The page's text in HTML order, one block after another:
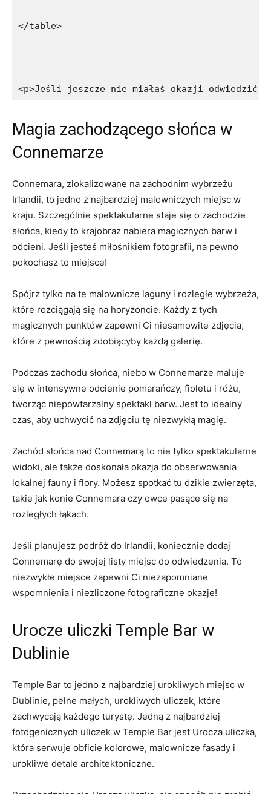
</table>
<p>Jeśli jeszcze nie miałaś okazji odwiedzić
Magia ⁤zachodzącego słońca w
Connemarze
Connemara, zlokalizowane na zachodnim wybrzeżu
Irlandii, to jedno z ⁢najbardziej malowniczych miejsc w
⁢kraju. Szczególnie spektakularne staje się o zachodzie
słońca, kiedy ​to krajobraz ⁤nabiera magicznych barw i⁢
odcieni. Jeśli jesteś miłośnikiem fotografii, na pewno
pokochasz to miejsce!
Spójrz tylko na te malownicze laguny i rozległe wybrzeża,⁢
które rozciągają ​się‍ na horyzoncie. ⁣Każdy⁣ z tych
magicznych punktów zapewni Ci niesamowite zdjęcia,
które z pewnością zdobiącyby każdą galerię.
Podczas zachodu słońca, niebo w Connemarze maluje
się w‌ intensywne odcienie pomarańczy, fioletu i różu,
⁤tworząc‍ niepowtarzalny spektakl barw. Jest to ⁣idealny
czas, aby uchwycić na zdjęciu tę niezwykłą⁤ magię.
Zachód słońca nad‌ Connemarą ⁢to‌ nie tylko spektakularne
widoki,‌ ale‌ także doskonała okazja do obserwowania
lokalnej fauny​ i flory. Możesz spotkać tu dzikie ​zwierzęta,
takie jak⁢ konie Connemara ‍czy owce pasące się na
rozległych łąkach.
Jeśli planujesz podróż do Irlandii, ⁤koniecznie dodaj⁢
Connemarę do swojej listy miejsc do odwiedzenia.​ To
niezwykłe miejsce zapewni Ci⁢ niezapomniane
wspomnienia i​ niezliczone⁣ fotograficzne okazje!
Urocze uliczki Temple Bar w
Dublinie
Temple Bar to jedno‍ z najbardziej urokliwych miejsc⁣ w
Dublinie, pełne małych, urokliwych uliczek, które
zachwycają⁤ każdego turystę. Jedną z najbardziej
fotogenicznych uliczek w⁣ Temple Bar jest ⁤Urocza⁤ uliczka,
która serwuje⁤ obficie kolorowe, malownicze⁣ fasady i
urokliwe ‍detale architektoniczne.